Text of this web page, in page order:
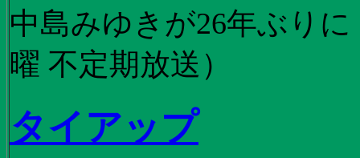
中島みゆきが26年ぶり
曜 不定期放送）
タイアップ